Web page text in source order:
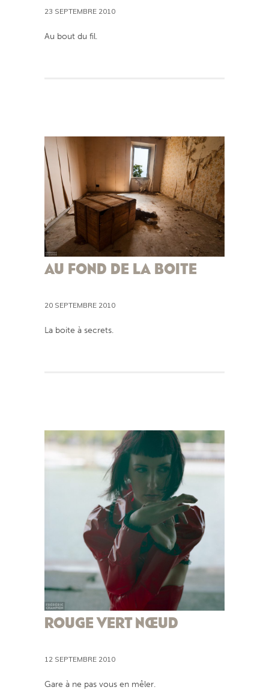
23 SEPTEMBRE 2010
Au bout du fil.
AU FOND DE LA BOITE
20 SEPTEMBRE 2010
La boite à secrets.
ROUGE VERT NŒUD
12 SEPTEMBRE 2010
Gare à ne pas vous en mêler.